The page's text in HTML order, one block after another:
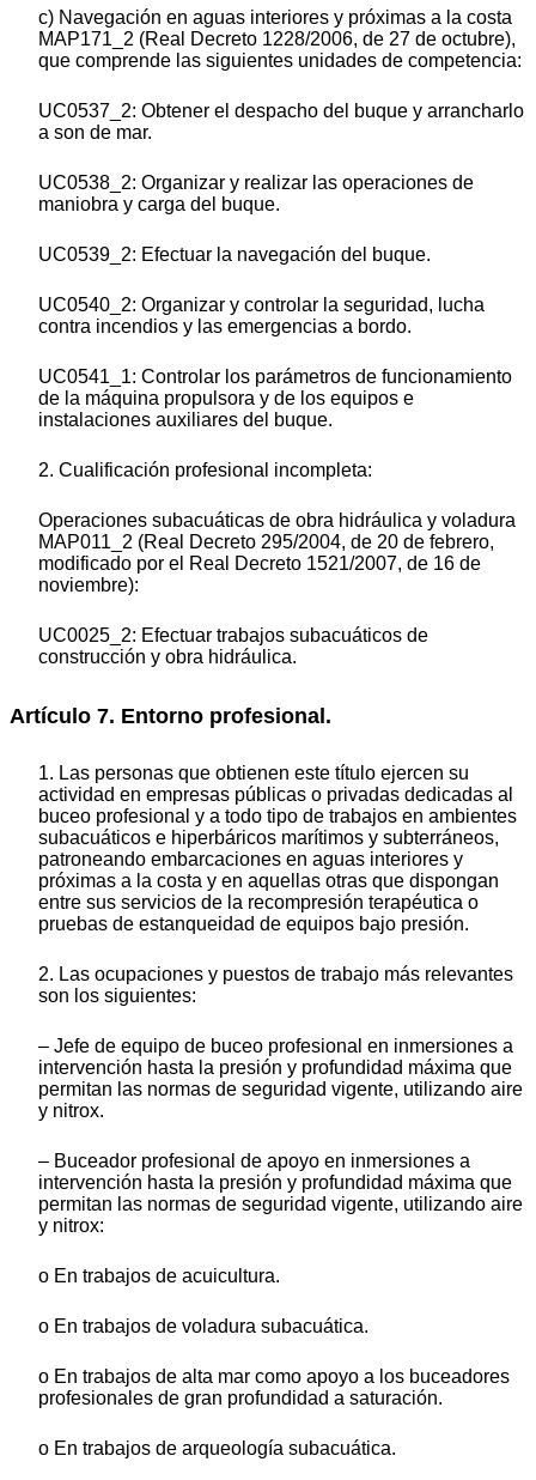
c) Navegación en aguas interiores y próximas a la costa
MAP171_2 (Real Decreto 1228/2006, de 27 de octubre),
que comprende las siguientes unidades de competencia:
UC0537_2: Obtener el despacho del buque y arrancharlo
a son de mar.
UC0538_2: Organizar y realizar las operaciones de
maniobra y carga del buque.
UC0539_2: Efectuar la navegación del buque.
UC0540_2: Organizar y controlar la seguridad, lucha
contra incendios y las emergencias a bordo.
UC0541_1: Controlar los parámetros de funcionamiento
de la máquina propulsora y de los equipos e
instalaciones auxiliares del buque.
2. Cualificación profesional incompleta:
Operaciones subacuáticas de obra hidráulica y voladura
MAP011_2 (Real Decreto 295/2004, de 20 de febrero,
modificado por el Real Decreto 1521/2007, de 16 de
noviembre):
UC0025_2: Efectuar trabajos subacuáticos de
construcción y obra hidráulica.
Artículo 7. Entorno profesional.
1. Las personas que obtienen este título ejercen su
actividad en empresas públicas o privadas dedicadas al
buceo profesional y a todo tipo de trabajos en ambientes
subacuáticos e hiperbáricos marítimos y subterráneos,
patroneando embarcaciones en aguas interiores y
próximas a la costa y en aquellas otras que dispongan
entre sus servicios de la recompresión terapéutica o
pruebas de estanqueidad de equipos bajo presión.
2. Las ocupaciones y puestos de trabajo más relevantes
son los siguientes:
– Jefe de equipo de buceo profesional en inmersiones a
intervención hasta la presión y profundidad máxima que
permitan las normas de seguridad vigente, utilizando aire
y nitrox.
– Buceador profesional de apoyo en inmersiones a
intervención hasta la presión y profundidad máxima que
permitan las normas de seguridad vigente, utilizando aire
y nitrox:
o En trabajos de acuicultura.
o En trabajos de voladura subacuática.
o En trabajos de alta mar como apoyo a los buceadores
profesionales de gran profundidad a saturación.
o En trabajos de arqueología subacuática.